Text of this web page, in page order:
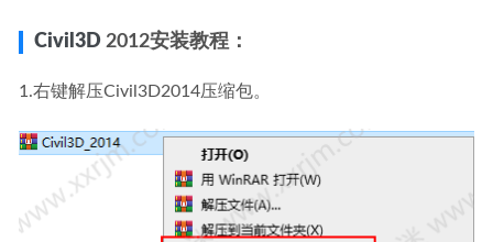
Civil3D 2012安装教程：
1.右键解压Civil3D2014压缩包。